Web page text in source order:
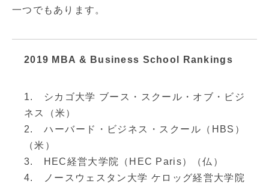
一つでもあります。
2019 MBA & Business School Rankings
1. シカゴ大学 ブース・スクール・オブ・ビジ
ネス（米）
2. ハーバード・ビジネス・スクール（HBS）
（米）
3. HEC経営大学院（HEC Paris）（仏）
4. ノースウェスタン大学 ケロッグ経営大学院